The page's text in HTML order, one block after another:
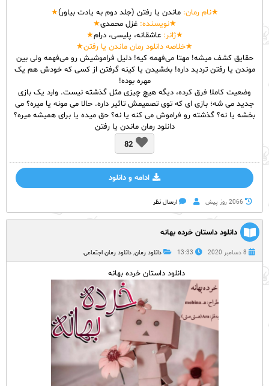
★نامرمان:ماندن یا رفتن (جلد دوم به یادت بیاور)★
★نویسنده:غزل محمدی★
★ژانر:عاشقانه، پلیسی، درام★
★خلاصه دانلود رمان ماندن یا رفتن★
حقایق کشف میشه! مهتا می‌فهمه کیه! دلیل فراموشیش رو می‌فهمه ولی بین
موندن یا رفتن تردید داره! بخشیدن یا کینه گرفتن از کسی که خودش هم یک
مهره بوده!
وضعیت کاملا فرق کرده، دیگه هیچ چیزی مثل گذشته نیست. وارد یک بازی
جدید می شه؛ بازی ای که توی تصمیمش تاثیر داره. حالا می مونه یا میره؟ می
بخشه یا نه؟ گذشته رو فراموش می کنه یا نه؟ حق میده یا برای همیشه میره؟
دانلود رمان ماندن یا رفتن
82
ادامه و دانلود
2066 روز پيش ارسال نظر
دانلود داستان خرده بهانه
8 دسامبر 2020 13:33 دانلود رمان, دانلود رمان اجتماعی
دانلود داستان خرده بهانه